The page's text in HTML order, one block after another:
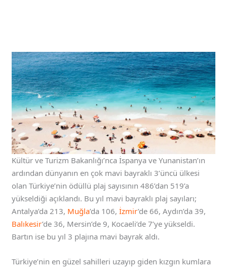
Kültür ve Turizm Bakanlığı’nca İspanya ve Yunanistan’ın
ardından dünyanın en çok mavi bayraklı 3’üncü ülkesi
olan Türkiye’nin ödüllü plaj sayısının 486’dan 519’a
yükseldiği açıklandı. Bu yıl mavi bayraklı plaj sayıları;
Antalya’da 213, Muğla’da 106,İzmir’de 66, Aydın’da 39,
Balıkesir’de 36, Mersin’de 9, Kocaeli’de 7’ye yükseldi.
Bartın ise bu yıl 3 plajına mavi bayrak aldı.
Türkiye’nin en güzel sahilleri uzayıp giden kızgın kumlara